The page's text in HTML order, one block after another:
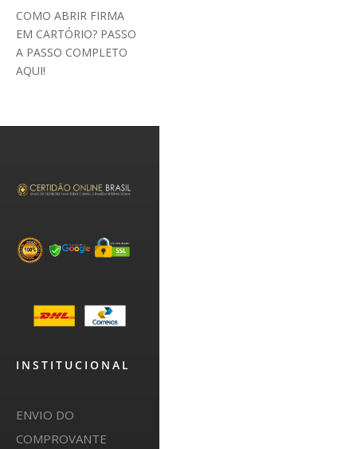
COMO ABRIR FIRMA
EM CARTÓRIO? PASSO
A PASSO COMPLETO
AQUI!
INSTITUCIONAL
ENVIO DO
COMPROVANTE